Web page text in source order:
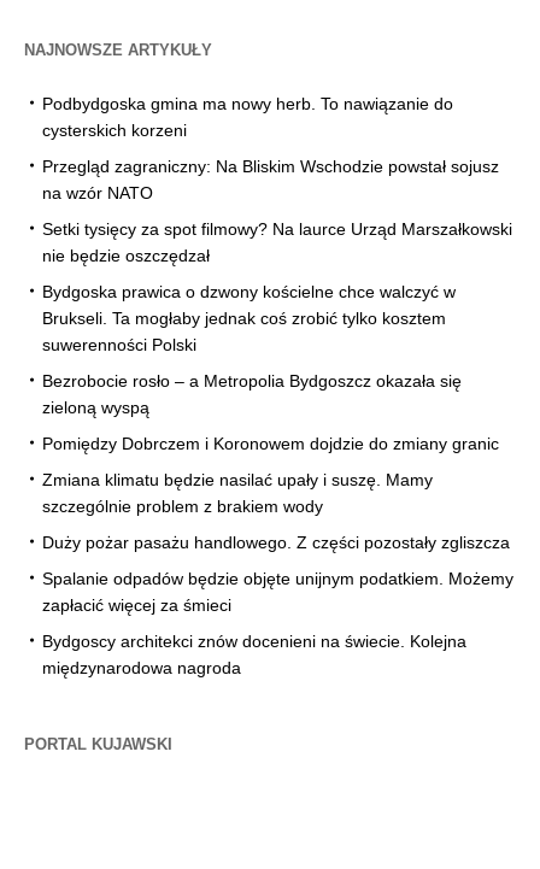
NAJNOWSZE ARTYKUŁY
Podbydgoska gmina ma nowy herb. To nawiązanie do
cysterskich korzeni
Przegląd zagraniczny: Na Bliskim Wschodzie powstał sojusz
na wzór NATO
Setki tysięcy za spot filmowy? Na laurce Urząd Marszałkowski
nie będzie oszczędzał
Bydgoska prawica o dzwony kościelne chce walczyć w
Brukseli. Ta mogłaby jednak coś zrobić tylko kosztem
suwerenności Polski
Bezrobocie rosło – a Metropolia Bydgoszcz okazała się
zieloną wyspą
Pomiędzy Dobrczem i Koronowem dojdzie do zmiany granic
Zmiana klimatu będzie nasilać upały i suszę. Mamy
szczególnie problem z brakiem wody
Duży pożar pasażu handlowego. Z części pozostały zgliszcza
Spalanie odpadów będzie objęte unijnym podatkiem. Możemy
zapłacić więcej za śmieci
Bydgoscy architekci znów docenieni na świecie. Kolejna
międzynarodowa nagroda
PORTAL KUJAWSKI